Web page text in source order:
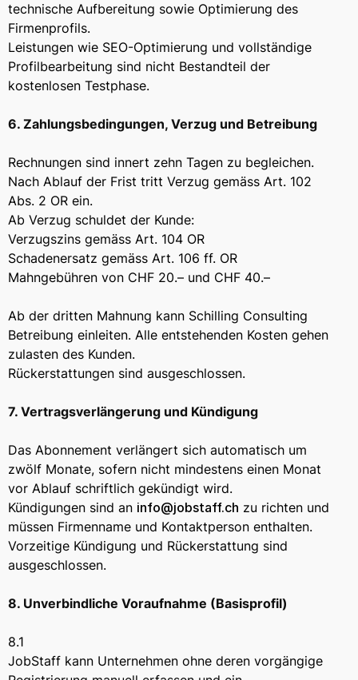
technische Aufbereitung sowie Optimierung des
Firmenprofils.
Leistungen wie SEO-Optimierung und vollständige
Profilbearbeitung sind nicht Bestandteil der
kostenlosen Testphase.
6. Zahlungsbedingungen, Verzug und Betreibung
Rechnungen sind innert zehn Tagen zu begleichen.
Nach Ablauf der Frist tritt Verzug gemäss Art. 102
Abs. 2 OR ein.
Ab Verzug schuldet der Kunde:
Verzugszins gemäss Art. 104 OR
Schadenersatz gemäss Art. 106 ff. OR
Mahngebühren von CHF 20.– und CHF 40.–
Ab der dritten Mahnung kann Schilling Consulting
Betreibung einleiten. Alle entstehenden Kosten gehen
zulasten des Kunden.
Rückerstattungen sind ausgeschlossen.
7. Vertragsverlängerung und Kündigung
Das Abonnement verlängert sich automatisch um
zwölf Monate, sofern nicht mindestens einen Monat
vor Ablauf schriftlich gekündigt wird.
Kündigungen sind an info@jobstaff.ch zu richten und
müssen Firmenname und Kontaktperson enthalten.
Vorzeitige Kündigung und Rückerstattung sind
ausgeschlossen.
8. Unverbindliche Voraufnahme (Basisprofil)
8.1
JobStaff kann Unternehmen ohne deren vorgängige